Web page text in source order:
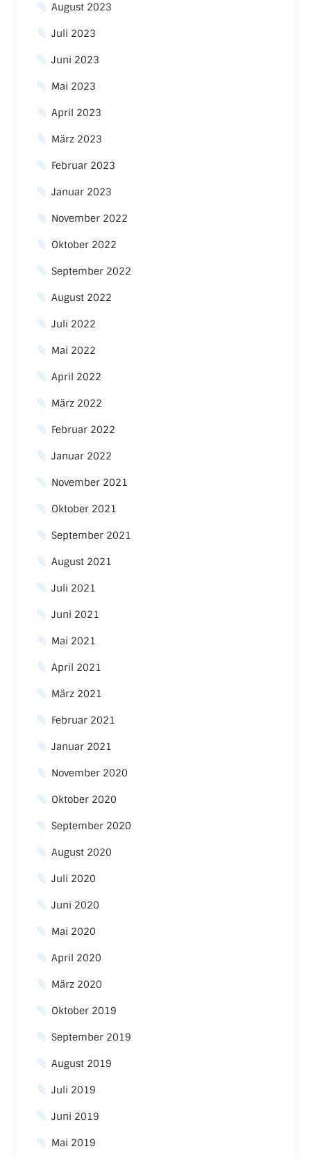
August 2023
Juli 2023
Juni 2023
Mai 2023
April 2023
März 2023
Februar 2023
Januar 2023
November 2022
Oktober 2022
September 2022
August 2022
Juli 2022
Mai 2022
April 2022
März 2022
Februar 2022
Januar 2022
November 2021
Oktober 2021
September 2021
August 2021
Juli 2021
Juni 2021
Mai 2021
April 2021
März 2021
Februar 2021
Januar 2021
November 2020
Oktober 2020
September 2020
August 2020
Juli 2020
Juni 2020
Mai 2020
April 2020
März 2020
Oktober 2019
September 2019
August 2019
Juli 2019
Juni 2019
Mai 2019